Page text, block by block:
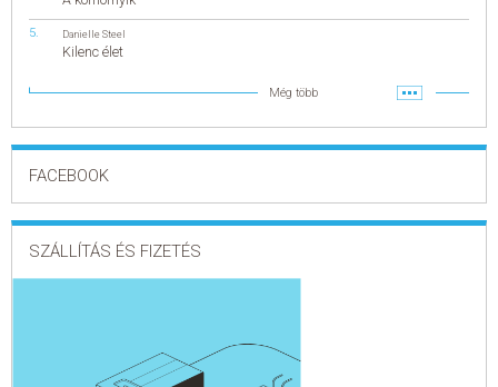
Danielle Steel
Kilenc élet
Még több
FACEBOOK
SZÁLLÍTÁS ÉS FIZETÉS